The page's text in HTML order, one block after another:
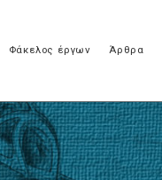
Φάκελος έργων Άρθρα